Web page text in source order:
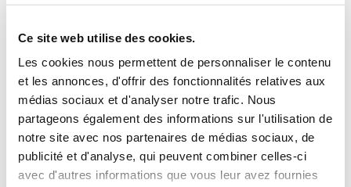
Ce site web utilise des cookies.
Les cookies nous permettent de personnaliser le contenu
et les annonces, d'offrir des fonctionnalités relatives aux
médias sociaux et d'analyser notre trafic. Nous
partageons également des informations sur l'utilisation de
notre site avec nos partenaires de médias sociaux, de
publicité et d'analyse, qui peuvent combiner celles-ci
avec d'autres informations que vous leur avez fournies
INCLUS À LA LOCATION
Killométrage illimité
Assurance tous risques (hors franchise)
Carburant : plein à rendre plein
CONDITIONS DE LOCATION